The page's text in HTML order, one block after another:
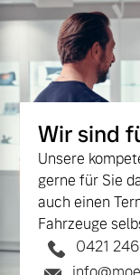
Wir sind
Unsere
gerne für Sie
auch einen
Fahrzeuge
0421